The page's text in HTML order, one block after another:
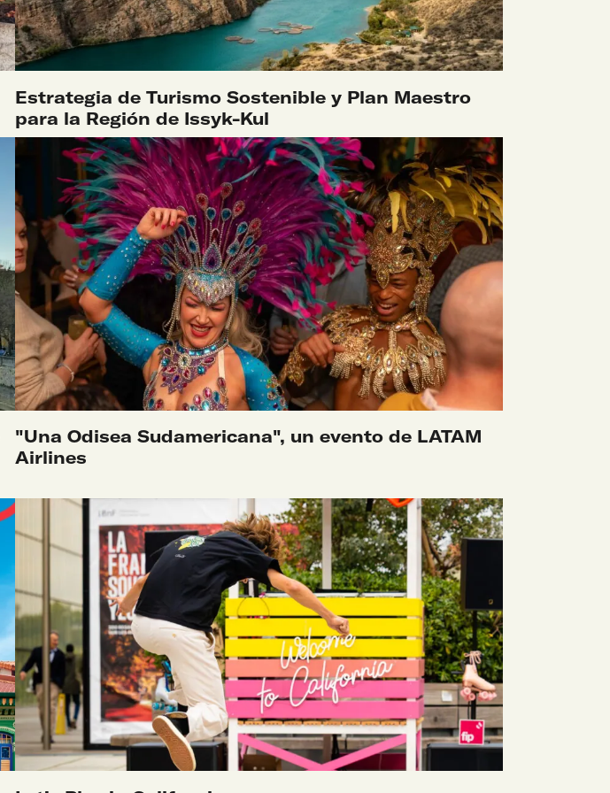
SABER MÁS
Estrategia de Turismo Sostenible y Plan Maestro
para la Región de Issyk-Kul
SABER MÁS
"Una Odisea Sudamericana", un evento de LATAM
Airlines